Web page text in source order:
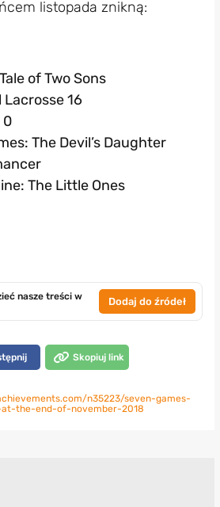
listopada znikną:
of Two Sons
Lacrosse 16
0
The Devil’s Daughter
The Little Ones
nasze treści w
Dodaj do źródeł
Skopiuj link
n35223/seven-games-
the-end-of-november-2018